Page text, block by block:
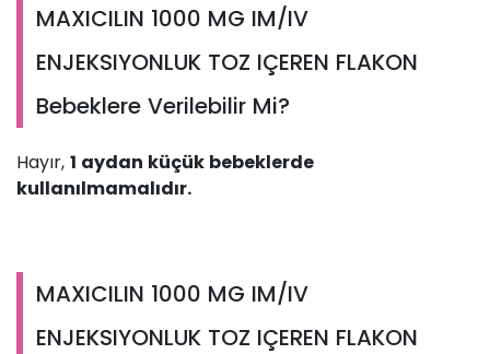
MAXICILIN 1000 MG IM/IV
ENJEKSIYONLUK TOZ IÇEREN FLAKON
Bebeklere Verilebilir Mi?
Hayır, 1 aydan küçük bebeklerde
kullanılmamalıdır.
MAXICILIN 1000 MG IM/IV
ENJEKSIYONLUK TOZ IÇEREN FLAKON